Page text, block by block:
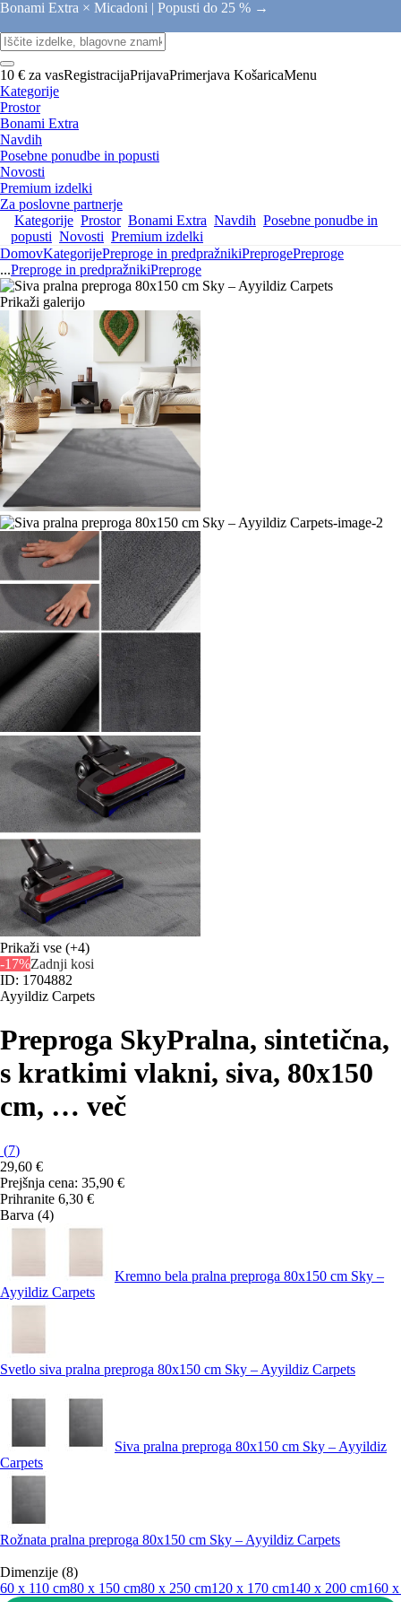
Bonami Extra × Micadoni | Popusti do 25 % →
10 € za vasRegistracijaPrijavaPrimerjava KošaricaMenu
Kategorije
Prostor
Bonami Extra
Navdih
Posebne ponudbe in popusti
Novosti
Premium izdelki
Za poslovne partnerje
Kategorije Prostor Bonami Extra Navdih Posebne ponudbe in
popusti Novosti Premium izdelki
DomovKategorijePreproge in predpražnikiPreprogePreproge
...Preproge in predpražnikiPreproge
Prikaži galerijo
Prikaži vse (+4)
-17%Zadnji kosi
ID: 1704882
Ayyildiz Carpets
Preproga SkyPralna, sintetična,
s kratkimi vlakni, siva, 80x150
cm, … več
(7)
29,60 €
Prejšnja cena: 35,90 €
Prihranite 6,30 €
Barva (4)
Kremno bela pralna preproga 80x150 cm Sky –
Ayyildiz Carpets
Svetlo siva pralna preproga 80x150 cm Sky – Ayyildiz Carpets
Siva pralna preproga 80x150 cm Sky – Ayyildiz
Carpets
Rožnata pralna preproga 80x150 cm Sky – Ayyildiz Carpets
Dimenzije (8)
60 x 110 cm80 x 150 cm80 x 250 cm120 x 170 cm140 x 200 cm160